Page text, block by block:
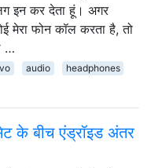
इन कर देता हूं। अगर
मेरा फोन कॉल करता है, तो
…
audio
headphones
के बीच एंड्रॉइड अंतर